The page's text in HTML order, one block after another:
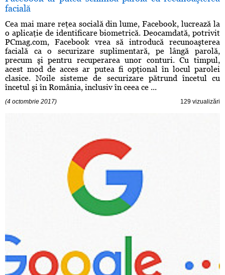
facială
Cea mai mare reţea socială din lume, Facebook, lucrează la
o aplicaţie de identificare biometrică. Deocamdată, potrivit
PCmag.com, Facebook vrea să introducă recunoaşterea
facială ca o securizare suplimentară, pe lângă parolă,
precum şi pentru recuperarea unor conturi. Cu timpul,
acest mod de acces ar putea fi opţional în locul parolei
clasice. Noile sisteme de securizare pătrund încetul cu
încetul şi în România, inclusiv în ceea ce ...
(4 octombrie 2017) 129 vizualizări